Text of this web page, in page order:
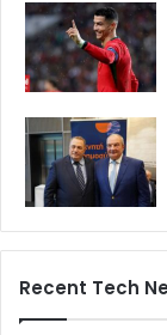
Recent Tech